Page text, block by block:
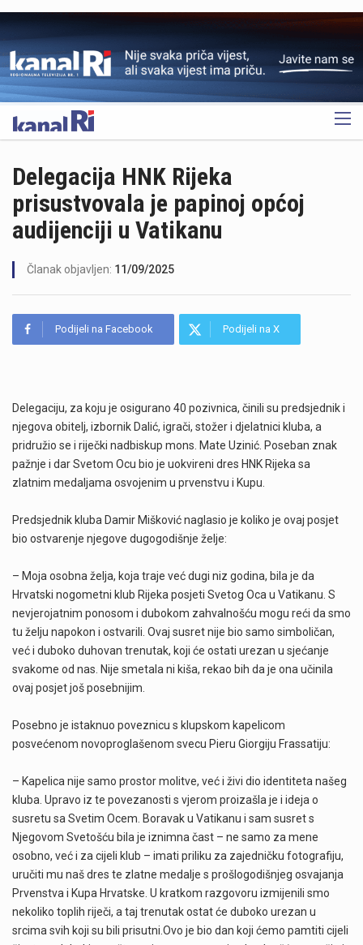
OGLAS
Delegacija HNK Rijeka
prisustvovala je papinoj općoj
audijenciji u Vatikanu
Članak objavljen: 11/09/2025
Podijeli na Facebook Podijeli na X
Delegaciju, za koju je osigurano 40 pozivnica, činili su predsjednik i
njegova obitelj, izbornik Dalić, igrači, stožer i djelatnici kluba, a
pridružio se i riječki nadbiskup mons. Mate Uzinić. Poseban znak
pažnje i dar Svetom Ocu bio je uokvireni dres HNK Rijeka sa
zlatnim medaljama osvojenim u prvenstvu i Kupu.
Predsjednik kluba Damir Mišković naglasio je koliko je ovaj posjet
bio ostvarenje njegove dugogodišnje želje:
– Moja osobna želja, koja traje već dugi niz godina, bila je da
Hrvatski nogometni klub Rijeka posjeti Svetog Oca u Vatikanu. S
nevjerojatnim ponosom i dubokom zahvalnošću mogu reći da smo
tu želju napokon i ostvarili. Ovaj susret nije bio samo simboličan,
već i duboko duhovan trenutak, koji će ostati urezan u sjećanje
svakome od nas. Nije smetala ni kiša, rekao bih da je ona učinila
ovaj posjet još posebnijim.
Posebno je istaknuo poveznicu s klupskom kapelicom
posvećenom novoproglašenom svecu Pieru Giorgiju Frassatiju:
– Kapelica nije samo prostor molitve, već i živi dio identiteta našeg
kluba. Upravo iz te povezanosti s vjerom proizašla je i ideja o
susretu sa Svetim Ocem. Boravak u Vatikanu i sam susret s
Njegovom Svetošću bila je iznimna čast – ne samo za mene
osobno, već i za cijeli klub – imati priliku za zajedničku fotografiju,
uručiti mu naš dres te zlatne medalje s prošlogodišnjeg osvajanja
Prvenstva i Kupa Hrvatske. U kratkom razgovoru izmijenili smo
nekoliko toplih riječi, a taj trenutak ostat će duboko urezan u
srcima svih koji su bili prisutni.Ovo je bio dan koji ćemo pamtiti cijeli